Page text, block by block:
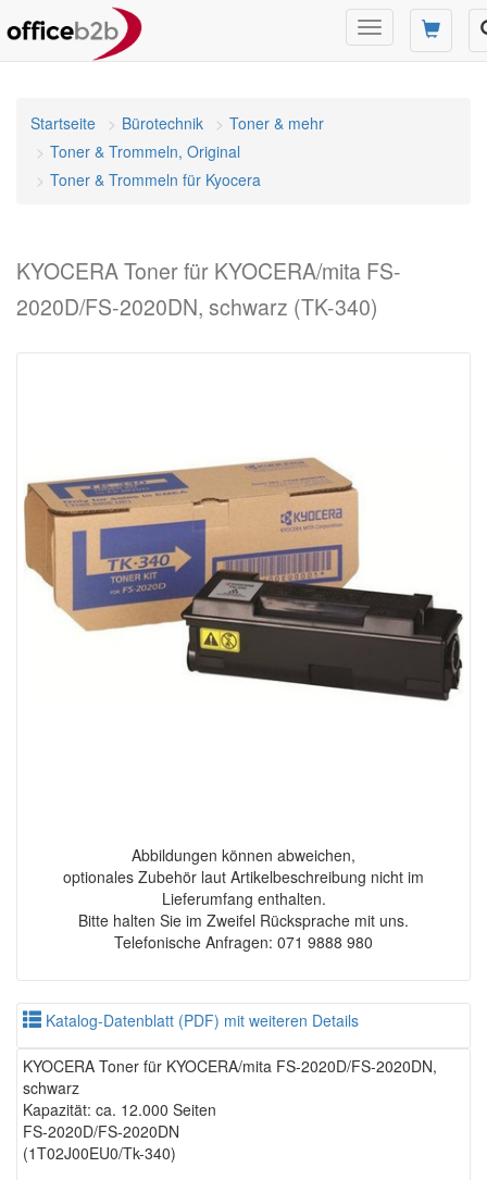
Navigation
umschalten
Startseite Bürotechnik
Toner & mehr
Toner & Trommeln, Original
Toner & Trommeln für Kyocera
KYOCERA Toner für KYOCERA/mita FS-
2020D/FS-2020DN, schwarz (TK-340)
Abbildungen können abweichen,
optionales Zubehör laut Artikelbeschreibung nicht im
Lieferumfang enthalten.
Bitte halten Sie im Zweifel Rücksprache mit uns.
Telefonische Anfragen: 071 9888 980
Katalog-Datenblatt (PDF) mit weiteren Details
KYOCERA Toner für KYOCERA/mita FS-2020D/FS-2020DN,
schwarz
Kapazität: ca. 12.000 Seiten
FS-2020D/FS-2020DN
(1T02J00EU0/Tk-340)